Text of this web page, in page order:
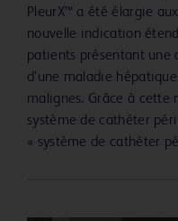
PleurX™ a été élargie
nouvelle indication
patients présentant une
d’une maladie
malignes. Grâce à cette
système de cathéter
« système de cathéter